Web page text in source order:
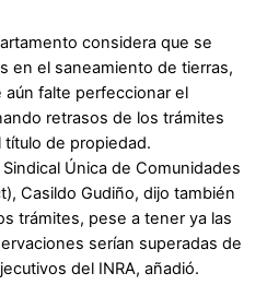
considera que se
en el saneamiento de tierras,
falte perfeccionar el
retrasos de los trámites
de propiedad.
Única de Comunidades
Casildo Gudiño, dijo también
trámites, pese a tener ya las
serían superadas de
del INRA, añadió.